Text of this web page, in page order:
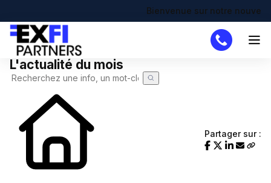
Bienvenue sur notre nouveau site
Cabinet
Missions
DAF
Créateur
Simulateurs
L'actualité du mois
Partager sur :